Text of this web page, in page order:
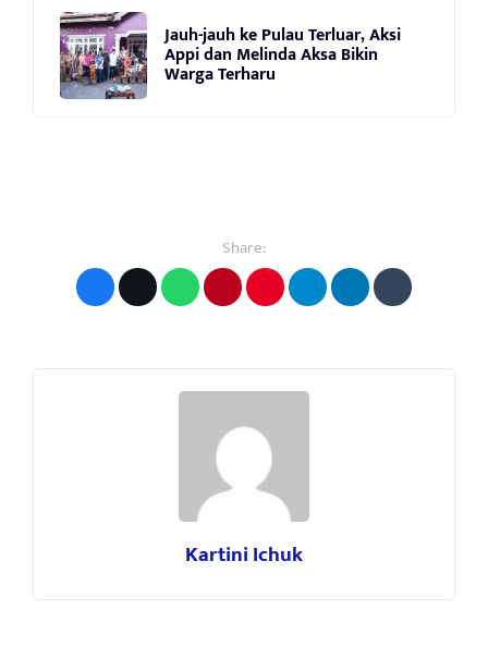
Jauh-jauh ke Pulau Terluar, Aksi
Appi dan Melinda Aksa Bikin
Warga Terharu
Share:
Kartini Ichuk